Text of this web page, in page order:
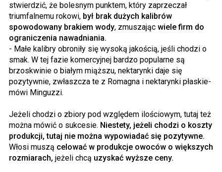
stwierdzić, że bolesnym punktem, który zaprzeczał
triumfalnemu rokowi, był brak dużych kalibrów
spowodowany brakiem wody, zmuszając wiele firm do
ograniczenia nawadniania.
- Małe kalibry obroniły się wysoką jakością, jeśli chodzi o
smak. W tej fazie komercyjnej bardzo popularne są
brzoskwinie o białym miąższu, nektarynki daje się
pozytywnie, zwłaszcza te z Romagna i nektarynki płaskie-
mówi Minguzzi.
Jeżeli chodzi o zbiory pod względem ilościowym, tutaj też
można mówić o sukcesie. Niestety, jeżeli chodzi o koszty
produkcji, tutaj nie można wypowiadać się pozytywne.
Włosi muszą celować w produkcje owoców o większych
rozmiarach, jeżeli chcą uzyskać wyższe ceny.